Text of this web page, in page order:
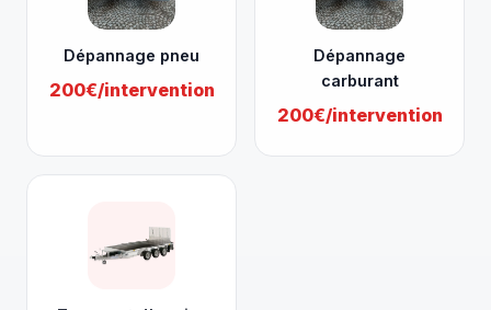
Dépannage pneu
200€/intervention
Dépannage
carburant
200€/intervention